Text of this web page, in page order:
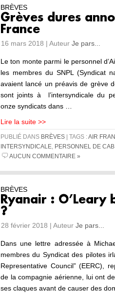
BRÈVES
Grèves dures
France
16 mars 2018 | Auteur Je pars...
Le ton monte parmi le personnel
les membres du SNPL (Syndicat
avaient lancé un préavis de grève
sont joints à l’intersyndicale du
onze syndicats dans …
Lire la suite >>
PUBLIÉ DANS BRÈVES | TAGS :AIR
INTERSYNDICALE
PERSONNEL DE
AUCUN COMMENTAIRE »
BRÈVES
Ryanair :
?
28 février 2018 | Auteur Je pars...
Dans une lettre adressée à
membres du Syndicat des pilotes
Representative Council” (EERC),
de la compagnie aérienne, lui ont
ses claques avant de causer des